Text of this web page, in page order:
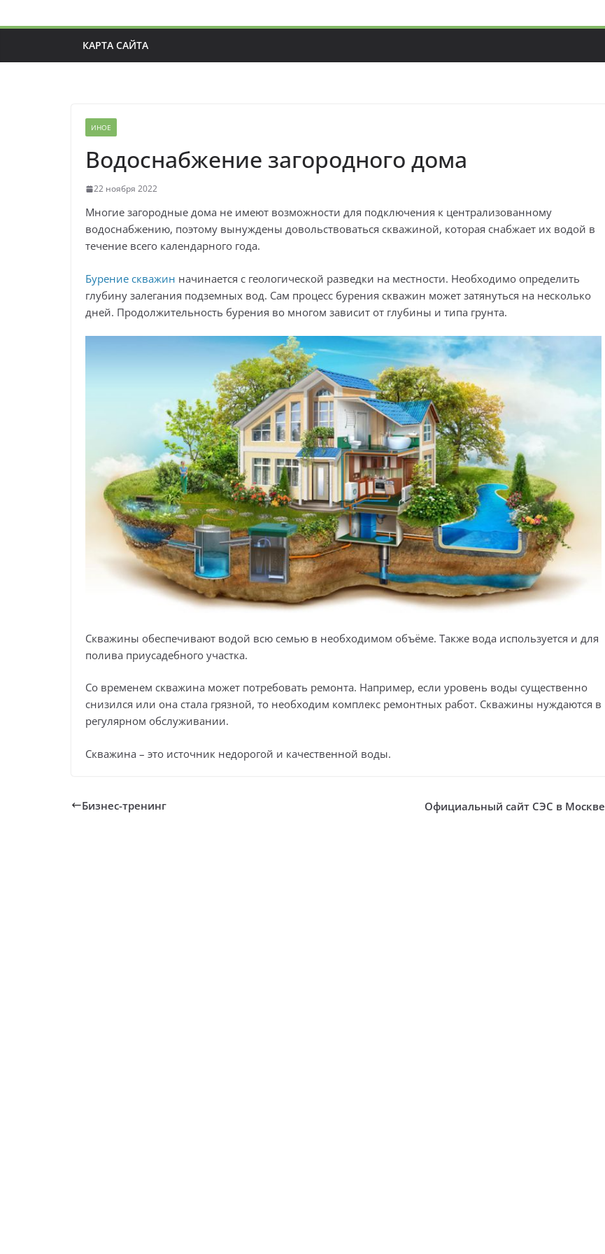
КАРТА САЙТА
ИНОЕ
Водоснабжение загородного дома
22 ноября 2022
Многие загородные дома не имеют возможности для подключения к централизованному
водоснабжению, поэтому вынуждены довольствоваться скважиной, которая снабжает их водой в
течение всего календарного года.
Бурение скважин начинается с геологической разведки на местности. Необходимо определить
глубину залегания подземных вод. Сам процесс бурения скважин может затянуться на несколько
дней. Продолжительность бурения во многом зависит от глубины и типа грунта.
Скважины обеспечивают водой всю семью в необходимом объёме. Также вода используется и для
полива приусадебного участка.
Со временем скважина может потребовать ремонта. Например, если уровень воды существенно
снизился или она стала грязной, то необходим комплекс ремонтных работ. Скважины нуждаются в
регулярном обслуживании.
Скважина – это источник недорогой и качественной воды.
Бизнес-тренинг Официальный сайт СЭС в Москве